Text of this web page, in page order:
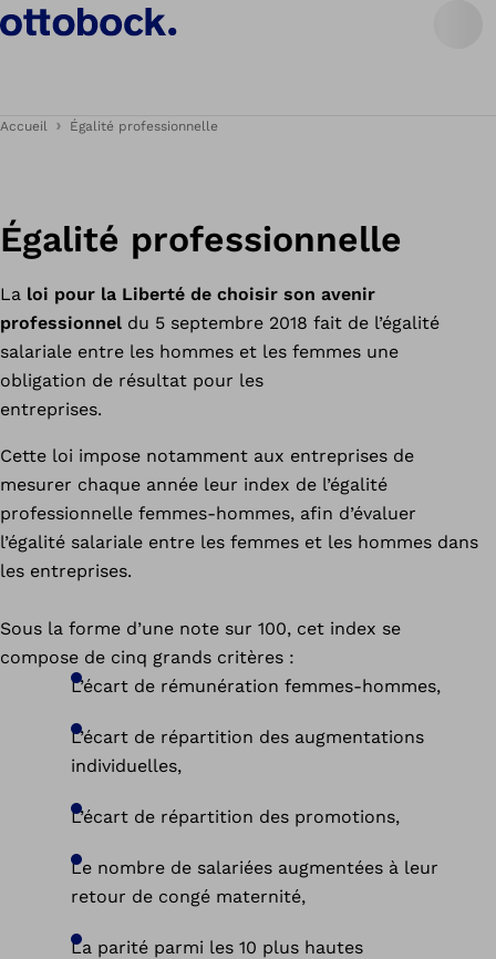
Accueil Égalité professionnelle
Égalité professionnelle
La loi pour la Liberté de choisir son avenir
professionnel du 5 septembre 2018 fait de l’égalité
salariale entre les hommes et les femmes une
obligation de résultat pour les
entreprises.
Cette loi impose notamment aux entreprises de
mesurer chaque année leur index de l’égalité
professionnelle femmes-hommes, afin d’évaluer
l’égalité salariale entre les femmes et les hommes dans
les entreprises.
Sous la forme d’une note sur 100, cet index se
compose de cinq grands critères :
L’écart de rémunération femmes-hommes,
L’écart de répartition des augmentations
individuelles,
L’écart de répartition des promotions,
Le nombre de salariées augmentées à leur
retour de congé maternité,
La parité parmi les 10 plus hautes